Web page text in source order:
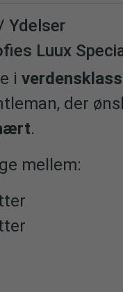
Ydelser
Luux
i
der
.
mellem: